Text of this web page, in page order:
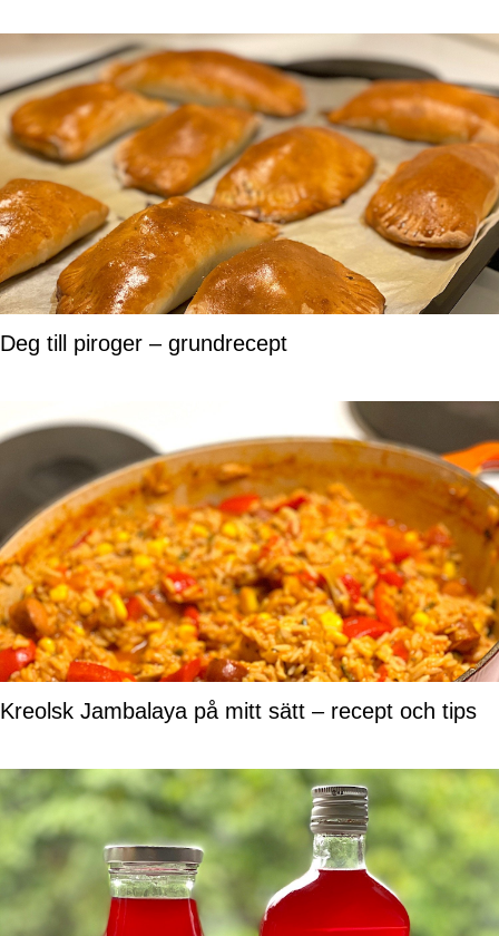
Deg till piroger – grundrecept
Kreolsk Jambalaya på mitt sätt – recept och tips